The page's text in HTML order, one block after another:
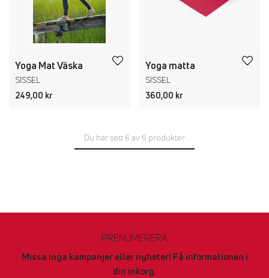
Yoga Mat Väska
SISSEL
249,00 kr
Yoga matta
SISSEL
360,00 kr
Du har sett 6 av 6 produkter
PRENUMERERA
Missa inga kampanjer eller nyheter! Få informationen i
din inkorg.